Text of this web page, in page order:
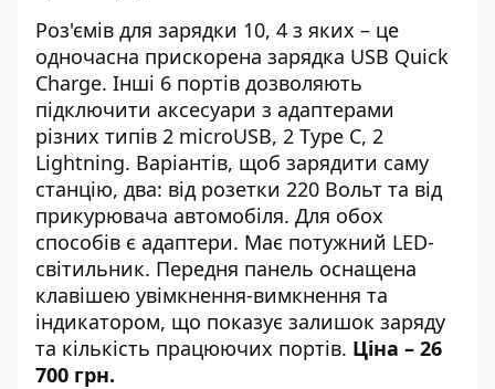
Роз'ємів для зарядки 10, 4 з яких – це
одночасна прискорена зарядка USB Quick
Charge. Інші 6 портів дозволяють
підключити аксесуари з адаптерами
різних типів 2 microUSB, 2 Type C, 2
Lightning. Варіантів, щоб зарядити саму
станцію, два: від розетки 220 Вольт та від
прикурювача автомобіля. Для обох
способів є адаптери. Має потужний LED-
світильник. Передня панель оснащена
клавішею увімкнення-вимкнення та
індикатором, що показує залишок заряду
та кількість працюючих портів. Ціна – 26
700 грн.